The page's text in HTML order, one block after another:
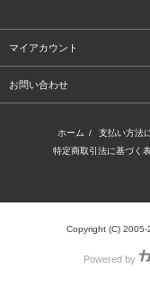
マイアカウント
お問い合わせ
ホーム / 支払い方法
特定商取引法に基づく
Copyright (C)
Powered by